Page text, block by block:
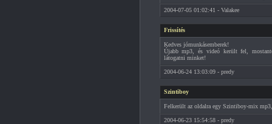
2004-07-05 01:02:41 - Valakee
Frissítés
Kedves jómunkásemberek!
Újabb mp3, és videó került fel,
látogatni minket!
2004-06-24 13:03:09 - predy
Szintiboy
Felkerült az oldalra egy Szintiboy-mix
2004-06-23 15:54:58 - predy